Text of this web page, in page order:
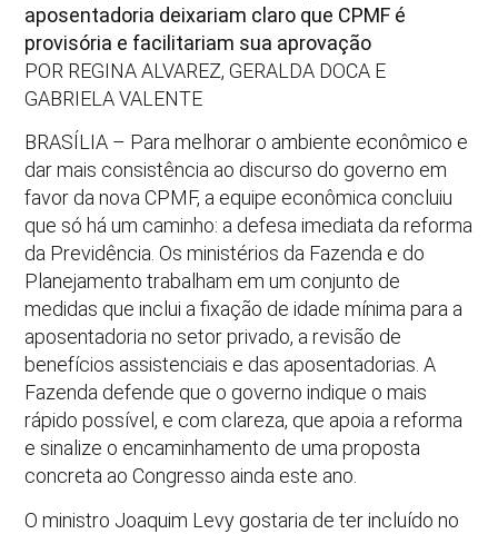
aposentadoria deixariam claro que CPMF é
provisória e facilitariam sua aprovação
POR REGINA ALVAREZ, GERALDA DOCA E
GABRIELA VALENTE
BRASÍLIA – Para melhorar o ambiente econômico e
dar mais consistência ao discurso do governo em
favor da nova CPMF, a equipe econômica concluiu
que só há um caminho: a defesa imediata da reforma
da Previdência. Os ministérios da Fazenda e do
Planejamento trabalham em um conjunto de
medidas que inclui a fixação de idade mínima para a
aposentadoria no setor privado, a revisão de
benefícios assistenciais e das aposentadorias. A
Fazenda defende que o governo indique o mais
rápido possível, e com clareza, que apoia a reforma
e sinalize o encaminhamento de uma proposta
concreta ao Congresso ainda este ano.
O ministro Joaquim Levy gostaria de ter incluído no